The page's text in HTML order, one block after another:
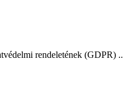
rendeletének (GDPR)